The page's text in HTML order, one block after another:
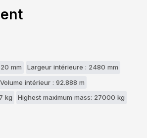
mm
Largeur intérieure : 2480 mm
Volume intérieur : 92.888 m
kg
Highest maximum mass: 27000 kg